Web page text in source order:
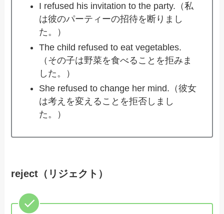
I refused his invitation to the party.（私
は彼のパーティーの招待を断りまし
た。）
The child refused to eat vegetables.
（その子は野菜を食べることを拒みま
した。）
She refused to change her mind.（彼女
は考えを変えることを拒否しまし
た。）
reject（リジェクト）